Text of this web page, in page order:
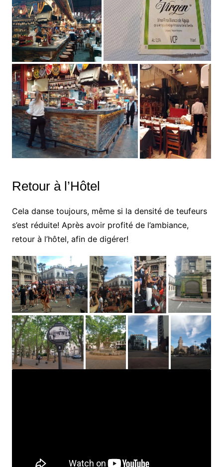
Retour à l’Hôtel
Cela danse toujours, même si la densité de teufeurs
s’est réduite! Après avoir profité de l’ambiance,
retour à l’hôtel, afin de digérer!